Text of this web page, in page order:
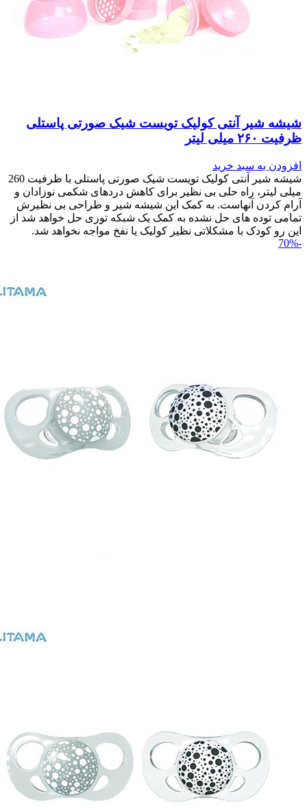
شیشه شیر آنتی کولیک تویست شیک صورتی پاستلی
ظرفیت ۲۶۰ میلی لیتر
افزودن به سبد خرید
شیشه شیر آنتی کولیک تویست شیک صورتی پاستلی با ظرفیت 260
میلی لیتر، راه حلی بی نظیر برای کاهش دردهای شکمی نوزادان و
آرام کردن آنهاست. به کمک این شیشه شیر و طراحی بی نظیرش
تمامی توده های حل نشده به کمک یک شبکه توری حل خواهد شد از
این رو کودک با مشکلاتی نظیر کولیک یا نفخ مواجه نخواهد شد.
-70%